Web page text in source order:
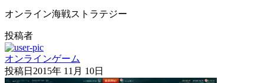
オンライン海戦ストラテジー
投稿者
オンラインゲーム
投稿日 2015年 11月 10日